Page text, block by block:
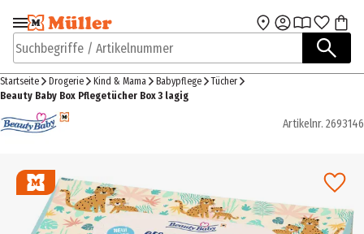
Zur Navigation
springen
Zum Hauptinhalt
Suchbegriffe / Artikelnummer
Startseite Drogerie Kind & Mama Babypflege
Tücher
Beauty Baby Box Pflegetücher Box 3 lagig
Artikelnr. 2693146